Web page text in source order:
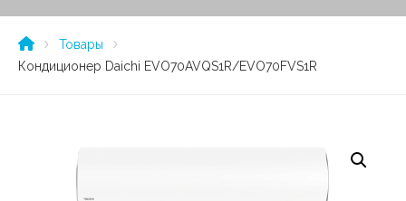
Товары
Кондиционер Daichi EVO70AVQS1R/EVO70FVS1R